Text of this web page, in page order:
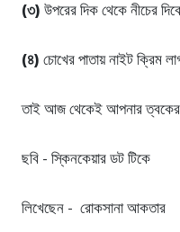
(৩) উপরের দিক থেকে নীচের
(৪) চোখের পাতায় নাইট ক্রিম
তাই আজ থেকেই আপনার ত্বকের
ছবি - স্কিনকেয়ার ডট টিকে
লিখেছেন - রোকসানা আকতার